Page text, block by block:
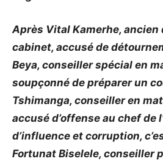
Après Vital Kamerhe, ancien
cabinet, accusé de
Beya, conseiller spécial en
soupçonné de préparer un
Tshimanga, conseiller en
accusé d’offense au chef de
d’influence et corruption,
Fortunat Biselele, conseiller